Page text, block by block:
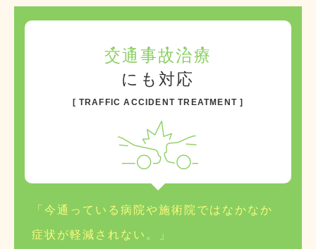
交通 事故治療
にも対応
TRAFFIC ACCIDENT TREATMENT
「今通っている病院や施術院ではなかなか
症状が軽減されない。」